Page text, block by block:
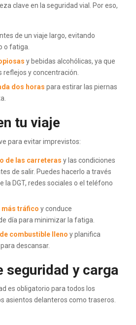
clave en la seguridad vial. Por eso,
de un viaje largo, evitando
o fatiga.
y bebidas alcohólicas, ya que
y concentración.
dos horas para estirar las piernas
tu viaje
para evitar imprevistos:
de las carreteras y las condiciones
de salir. Puedes hacerlo a través
la DGT, redes sociales o el teléfono
más tráfico y conduce
día para minimizar la fatiga.
combustible lleno y planifica
descansar.
seguridad y carga
es obligatorio para todos los
asientos delanteros como traseros.